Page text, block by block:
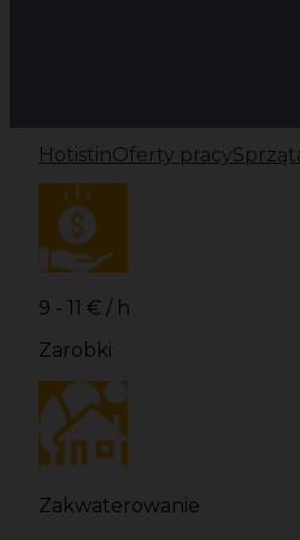
HotistinOferty pracy
9 - 11 € / h
Zarobki
Zakwaterowanie